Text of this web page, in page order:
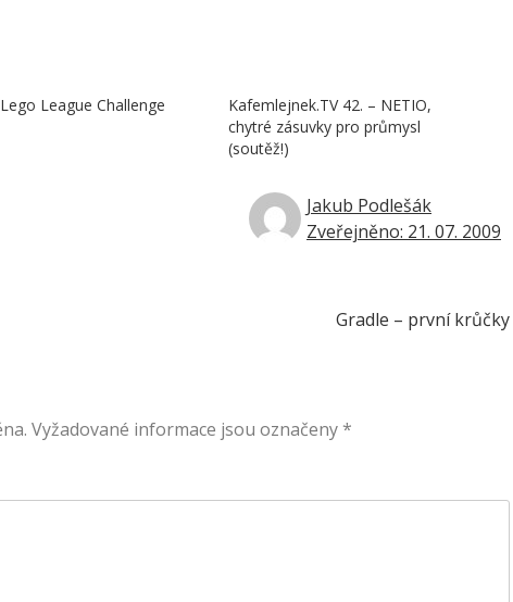
League Challenge
Kafemlejnek.TV 42. – NETIO,
chytré zásuvky pro průmysl
(soutěž!)
Jakub Podlešák
Zveřejněno: 21. 07. 2009
Gradle – první krůčky
Vyžadované informace jsou označeny *